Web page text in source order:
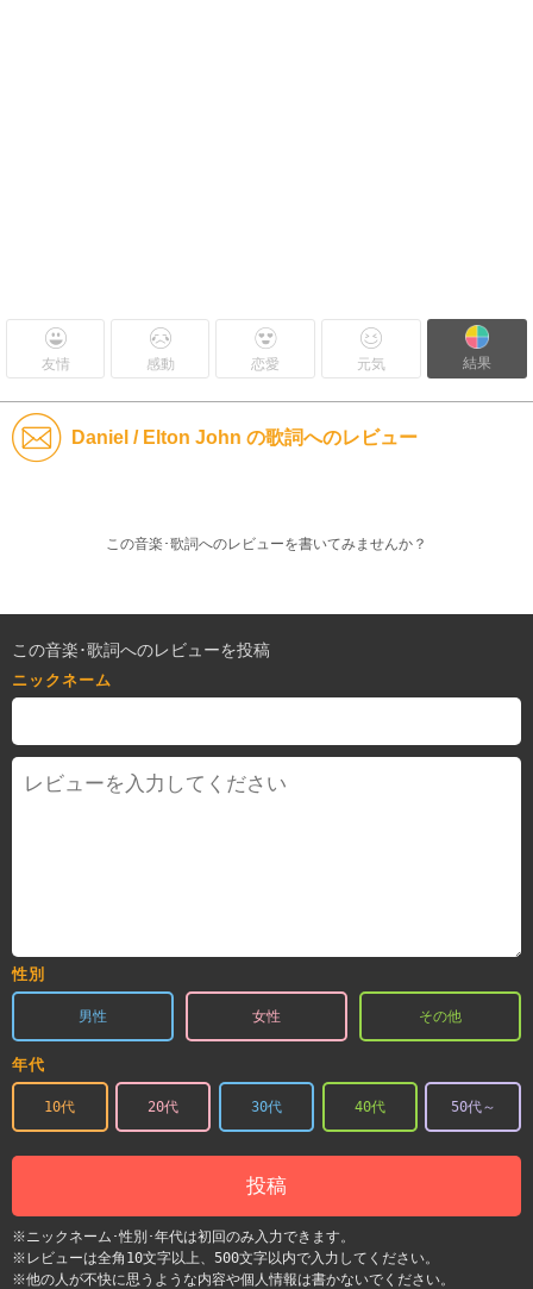
友情 感動 恋愛 元気 結果
Daniel / Elton John の歌詞へのレビュー
この音楽･歌詞へのレビューを書いてみませんか？
この音楽･歌詞へのレビューを投稿
ニックネーム
性別
男性 女性 その他
年代
10代 20代 30代 40代 50代～
投稿
※ニックネーム･性別･年代は初回のみ入力できます。
※レビューは全角10文字以上、500文字以内で入力してください。
※他の人が不快に思うような内容や個人情報は書かないでください。